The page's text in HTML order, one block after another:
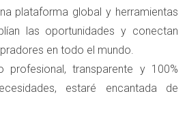
legal es fundamental para
vivienda. Un abogado
inmobiliario español puede
negociar precios y
plataforma global y herramientas
las oportunidades y conectan
en todo el mundo.
profesional, transparente y 100%
estaré encantada de